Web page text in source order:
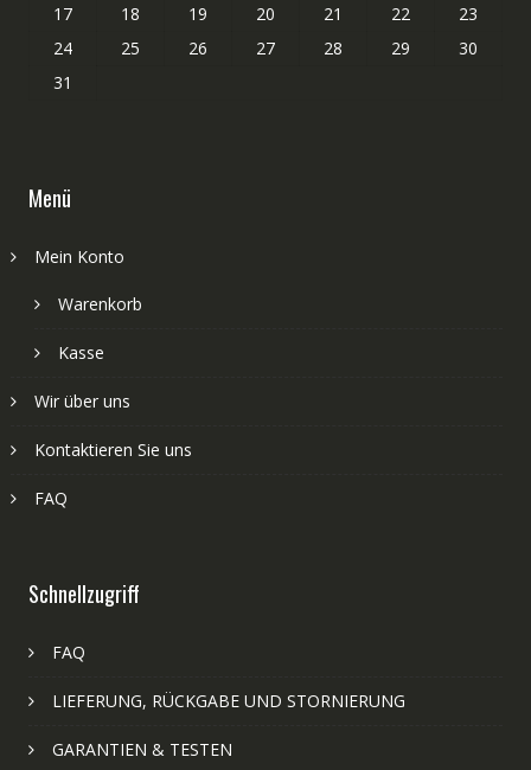
17
18 19 20 21 22
23
24
25 26 27 28 29
30
31
Menü
Mein Konto
Warenkorb
Kasse
Wir über uns
Kontaktieren Sie uns
FAQ
Schnellzugriff
FAQ
LIEFERUNG, RÜCKGABE UND STORNIERUNG
GARANTIEN & TESTEN